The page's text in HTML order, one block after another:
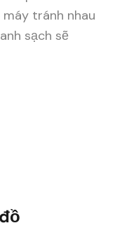
tránh nhau
sạch sẽ